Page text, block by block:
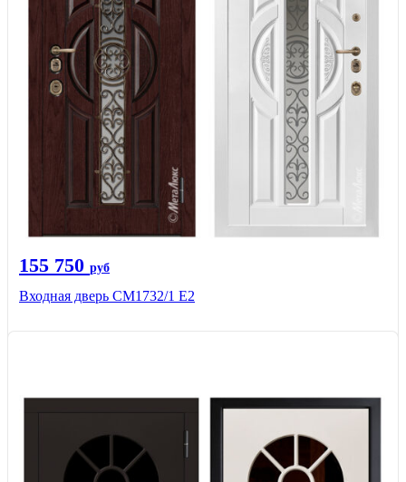
155 750 руб
Входная дверь СМ1732/1 Е2